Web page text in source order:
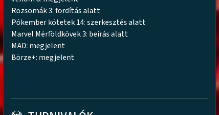
Rozsomák 3: fordítás alatt
Pókember kötetek 14: szerkesztés alatt
Marvel Mérföldkövek 3: beírás alatt
MAD: megjelent
Börze+: megjelent